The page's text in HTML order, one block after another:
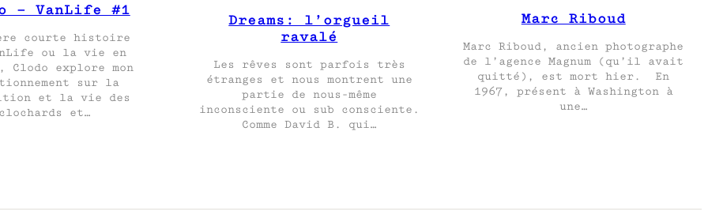
– VanLife #1
courte histoire
ou la vie en
Clodo explore mon
sur la
et la vie des
et…
Dreams: l’orgueil
ravalé
Les rêves sont parfois très
étranges et nous montrent une
partie de nous-même
inconsciente ou sub consciente.
Comme David B. qui…
Marc Riboud
Marc Riboud, ancien photographe
de l’agence Magnum (qu’il avait
quitté), est mort hier. En
1967, présent à Washington à
une…